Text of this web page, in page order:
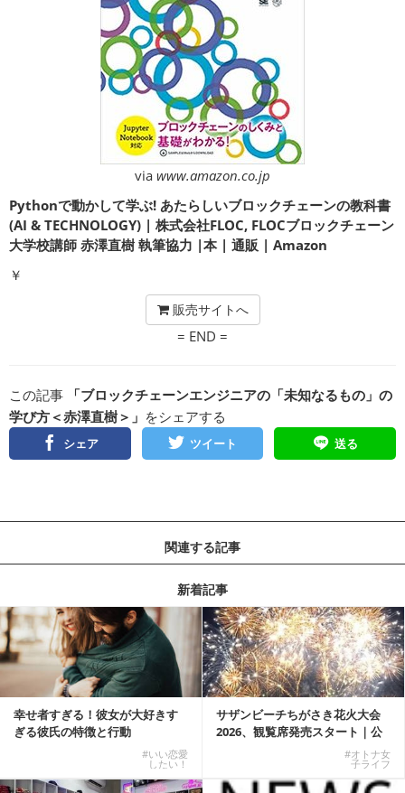
via www.amazon.co.jp
Pythonで動かして学ぶ! あたらしいブロックチェーンの教科書
(AI & TECHNOLOGY) | 株式会社FLOC, FLOCブロックチェーン
大学校講師 赤澤直樹 執筆協力 |本 | 通販 | Amazon
￥
販売サイトへ
= END =
この記事
「ブロックチェーンエンジニアの「未知なるもの」の
学び方＜赤澤直樹＞」 をシェアする
シェア ツイート 送る
関連する記事
新着記事
幸せ者すぎる！彼女が大好きす
ぎる彼氏の特徴と行動
#いい恋愛
したい！
サザンビーチちがさき花火大会
2026、観覧席発売スタート｜公
#オトナ女
子ライフ